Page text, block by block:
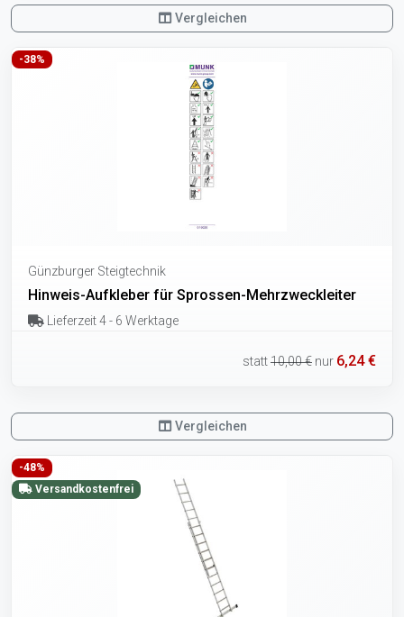
Vergleichen
-38%
Günzburger Steigtechnik
Hinweis-Aufkleber für Sprossen-Mehrzweckleiter
Lieferzeit 4 - 6 Werktage
statt10,00 € nur 6,24 €
Vergleichen
-48%
Versandkostenfrei